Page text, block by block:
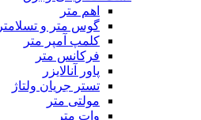
اهم متر
گوس متر و تسلامتر
کلمپ آمپر متر
فرکانس متر
پاور آنالایزر
تستر جریان ولتاژ
مولتی متر
وات متر